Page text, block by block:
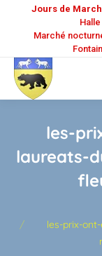
Jours de
Marché
les-
laureats-
les-prix-